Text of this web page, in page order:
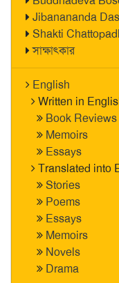
Jibanananda Das
Shakti
সাক্ষাৎকার
English
Written in
Book Reviews
Memoirs
Essays
Translated into
Stories
Poems
Essays
Memoirs
Novels
Drama